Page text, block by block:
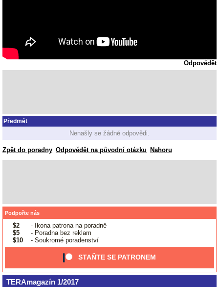
Odpovědět
Předmět
Nenašly se žádné odpovědi.
Zpět do poradny Odpovědět na původní otázku Nahoru
Podpořte nás
$2
- Ikona patrona na poradně
$5
- Poradna bez reklam
$10
- Soukromé poradenství
STAŇTE SE PATRONEM
TERAmagazín 1/2017